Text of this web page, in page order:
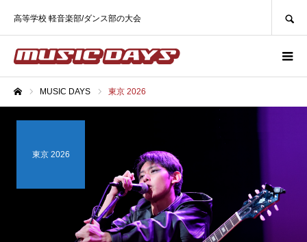
高等学校 軽音楽部/ダンス部の大会
MUSIC DAYS 東京 2026
東京 2026